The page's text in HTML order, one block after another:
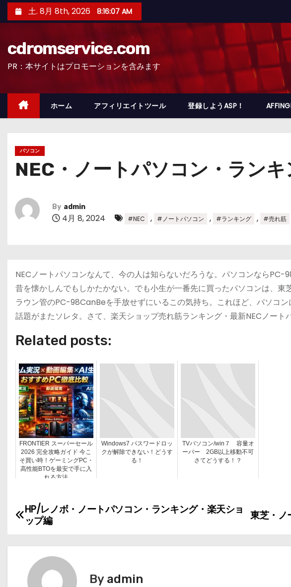
ン
ッ
土. 8月 8th, 2026 8:16:08 AM
cdromservice.com
PR：本サイトはプロモーションを含みます
ホーム アフィリエイトツール 登録しようASP！
パソコン
NEC・ノートパソコン・ラン
By admin
4月 8, 2024 #NEC , #ノートパソコン , #ランキング , #売れ筋
NECノートパソコンなんて、今の人は知らないだろうな。パソコンならPC-
昔を懐かしんでもしかたかない。でも小生が一番先に買ったパソコンは、
ラウン管のPC-98CanBeを手放せずにいるこの気持ち。これほど、パソコン
話題がまたソレタ。さて、楽天ショップ売れ筋ランキング・最新NECノート
Related posts:
FRONTIER スーパーセール
2026 完全攻略ガイド 今こ
そ買い時！ゲーミングPC・
高性能BTOを最安で手に入
れる方法
Windows7 パスワードロッ
クが解除できない！どうす
る！
TVパソコン/win７ 容量オ
ーバー 2GB以上移動不可
さてどうする！？
投
ビ
東芝・ノ
HP/レノボ・ノートパソコン・ランキング・楽天ショ
ップ編
By admin